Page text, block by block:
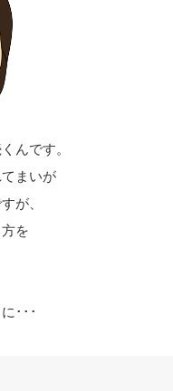
んです。
まいが
が、
を
･･･